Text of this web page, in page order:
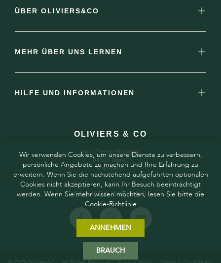
ÜBER OLIVIERS&CO
MEHR ÜBER UNS LERNEN
HILFE UND INFORMATIONEN
OLIVIERS & CO
160 Chemin Pitaugier,
04300 Mane,
Frankreich
FOLGEN SIE UNS
Wir verwenden Cookies, um unsere Dienste zu verbessern,
persönliche Angebote zu machen und Ihre Erfahrung zu
erweitern. Wenn Sie die nachstehend aufgeführten optionalen
Cookies nicht akzeptieren, kann Ihr Besuch beeinträchtigt
werden. Wenn Sie mehr wissen möchten, lesen Sie bitte die
Cookie-Richtlinie
ANNEHMEN
BRAUCH